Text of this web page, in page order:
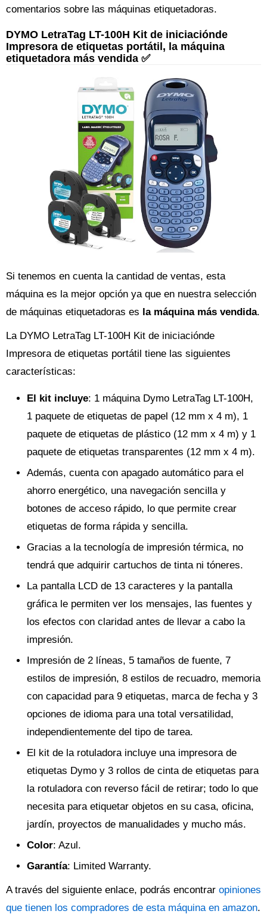
comentarios sobre las máquinas etiquetadoras.
DYMO LetraTag LT-100H Kit de iniciaciónde
Impresora de etiquetas portátil, la máquina
etiquetadora más vendida ✅
Si tenemos en cuenta la cantidad de ventas, esta
máquina es la mejor opción ya que en nuestra selección
de máquinas etiquetadoras es la máquina más vendida.
La DYMO LetraTag LT-100H Kit de iniciaciónde
Impresora de etiquetas portátil tiene las siguientes
características:
El kit incluye: 1 máquina Dymo LetraTag LT-100H,
1 paquete de etiquetas de papel (12 mm x 4 m), 1
paquete de etiquetas de plástico (12 mm x 4 m) y 1
paquete de etiquetas transparentes (12 mm x 4 m).
Además, cuenta con apagado automático para el
ahorro energético, una navegación sencilla y
botones de acceso rápido, lo que permite crear
etiquetas de forma rápida y sencilla.
Gracias a la tecnología de impresión térmica, no
tendrá que adquirir cartuchos de tinta ni tóneres.
La pantalla LCD de 13 caracteres y la pantalla
gráfica le permiten ver los mensajes, las fuentes y
los efectos con claridad antes de llevar a cabo la
impresión.
Impresión de 2 líneas, 5 tamaños de fuente, 7
estilos de impresión, 8 estilos de recuadro, memoria
con capacidad para 9 etiquetas, marca de fecha y 3
opciones de idioma para una total versatilidad,
independientemente del tipo de tarea.
El kit de la rotuladora incluye una impresora de
etiquetas Dymo y 3 rollos de cinta de etiquetas para
la rotuladora con reverso fácil de retirar; todo lo que
necesita para etiquetar objetos en su casa, oficina,
jardín, proyectos de manualidades y mucho más.
Color: Azul.
Garantía: Limited Warranty.
A través del siguiente enlace, podrás encontrar opiniones
que tienen los compradores de esta máquina en amazon.